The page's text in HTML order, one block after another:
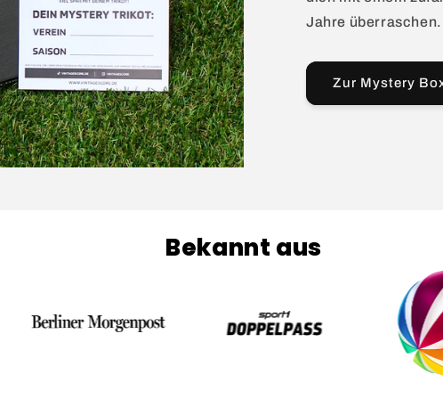
Jahre überraschen.
Zur Mystery
Bekannt aus